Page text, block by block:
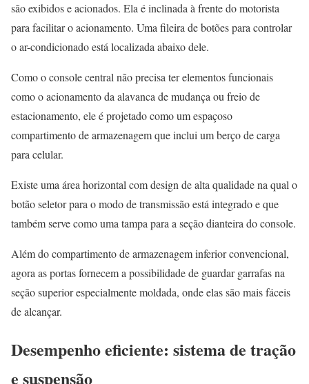
são exibidos e acionados. Ela é inclinada à frente do motorista
para facilitar o acionamento. Uma fileira de botões para controlar
o ar-condicionado está localizada abaixo dele.
Como o console central não precisa ter elementos funcionais
como o acionamento da alavanca de mudança ou freio de
estacionamento, ele é projetado como um espaçoso
compartimento de armazenagem que inclui um berço de carga
para celular.
Existe uma área horizontal com design de alta qualidade na qual o
botão seletor para o modo de transmissão está integrado e que
também serve como uma tampa para a seção dianteira do console.
Além do compartimento de armazenagem inferior convencional,
agora as portas fornecem a possibilidade de guardar garrafas na
seção superior especialmente moldada, onde elas são mais fáceis
de alcançar.
Desempenho eficiente: sistema de tração
e suspensão